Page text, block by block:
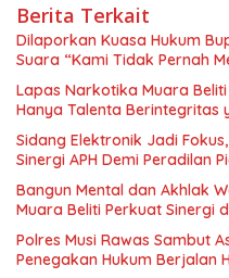
Berita Terkait
Dilaporkan Kuasa Hukum
Suara “Kami Tidak Pernah
Lapas Narkotika Muara
Hanya Talenta Berintegritas
Sidang Elektronik Jadi
Sinergi APH Demi Peradilan
Bangun Mental dan Akhlak
Muara Beliti Perkuat Sinergi
Polres Musi Rawas Sambut
Penegakan Hukum Berjalan